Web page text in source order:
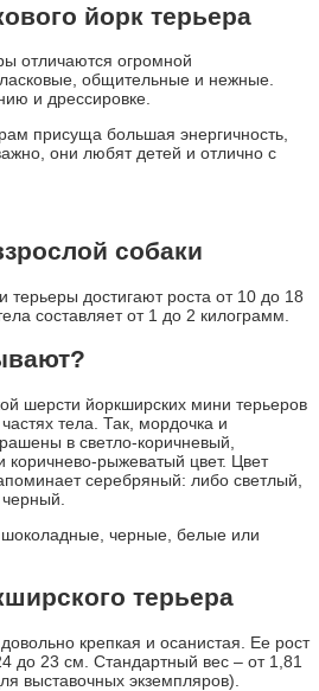
йорк терьера
отличаются огромной
общительные и нежные.
и дрессировке.
присуща большая энергичность,
они любят детей и отлично с
собаки
достигают роста от 10 до 18
составляет от 1 до 2 килограмм.
шерсти йоркширских мини терьеров
тела. Так, мордочка и
в светло-коричневый,
коричнево-рыжеватый цвет. Цвет
серебряный: либо светлый,
черные, белые или
терьера
крепкая и осанистая. Ее рост
до 23 см. Стандартный вес – от 1,81
выставочных экземпляров).